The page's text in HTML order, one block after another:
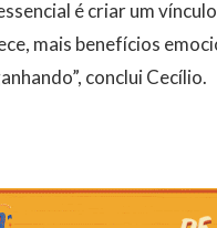
é criar um
mais benefícios
conclui Cecílio.